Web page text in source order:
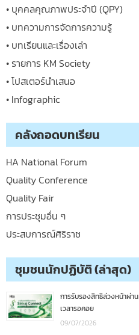
• บุคคลคุณภาพประจำปี (QPY)
• บทความการจัดการความรู้
• บทเรียนและเรื่องเล่า
• รายการ KM Society
• โปสเตอร์นำเสนอ
• Infographic
คลังถอดบทเรียน
HA National Forum
Quality Conference
Quality Fair
การประชุมอื่น ๆ
ประสบการณ์ศิริราช
ชุมชนนักปฏิบัติ (ล่าสุด)
การรับรองสิทธิล่วงหน้าผ่า
เวลารอคอย
09/07/2026